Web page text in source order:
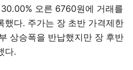
오른 6760원에 거래를
했다. 주가는 장 초반 가격제한
상승폭을 반납했지만 장 후반
다.